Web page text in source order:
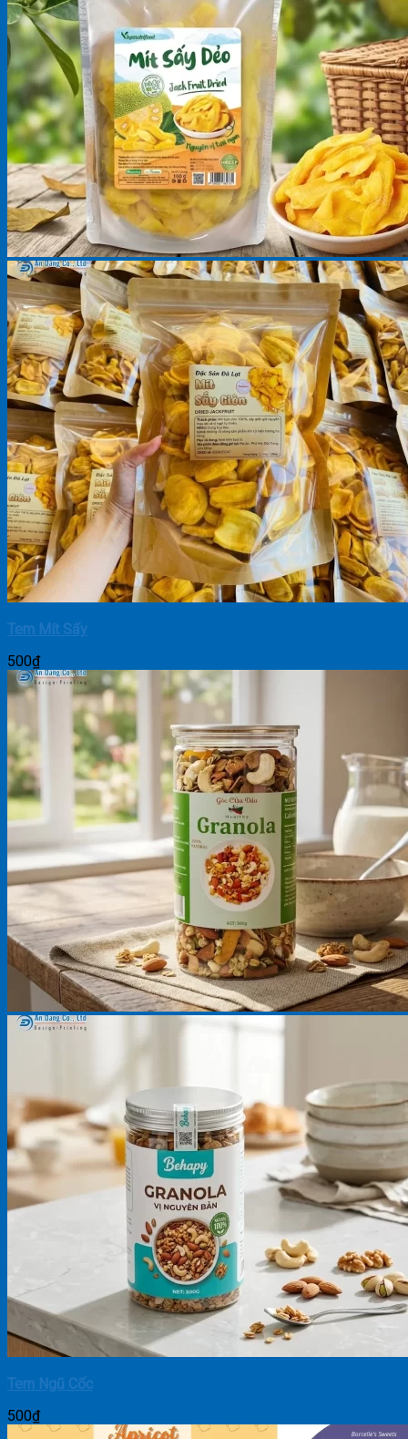
Tem Mít Sấy
500₫
Tem Ngũ Cốc
500₫